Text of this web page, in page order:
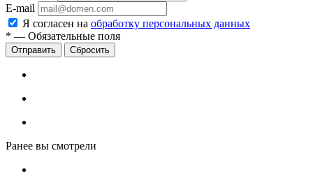
E-mail
Я согласен на обработку персональных данных
* — Обязательные поля
Сбросить
Ранее вы смотрели